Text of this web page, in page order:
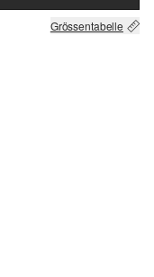
Grössentabelle